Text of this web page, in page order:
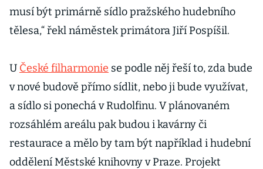
musí být primárně sídlo pražského hudebního
tělesa,“ řekl náměstek primátora Jiří Pospíšil.
U České filharmonie se podle něj řeší to, zda bude
v nové budově přímo sídlit, nebo ji bude využívat,
a sídlo si ponechá v Rudolfinu. V plánovaném
rozsáhlém areálu pak budou i kavárny či
restaurace a mělo by tam být například i hudební
oddělení Městské knihovny v Praze. Projekt